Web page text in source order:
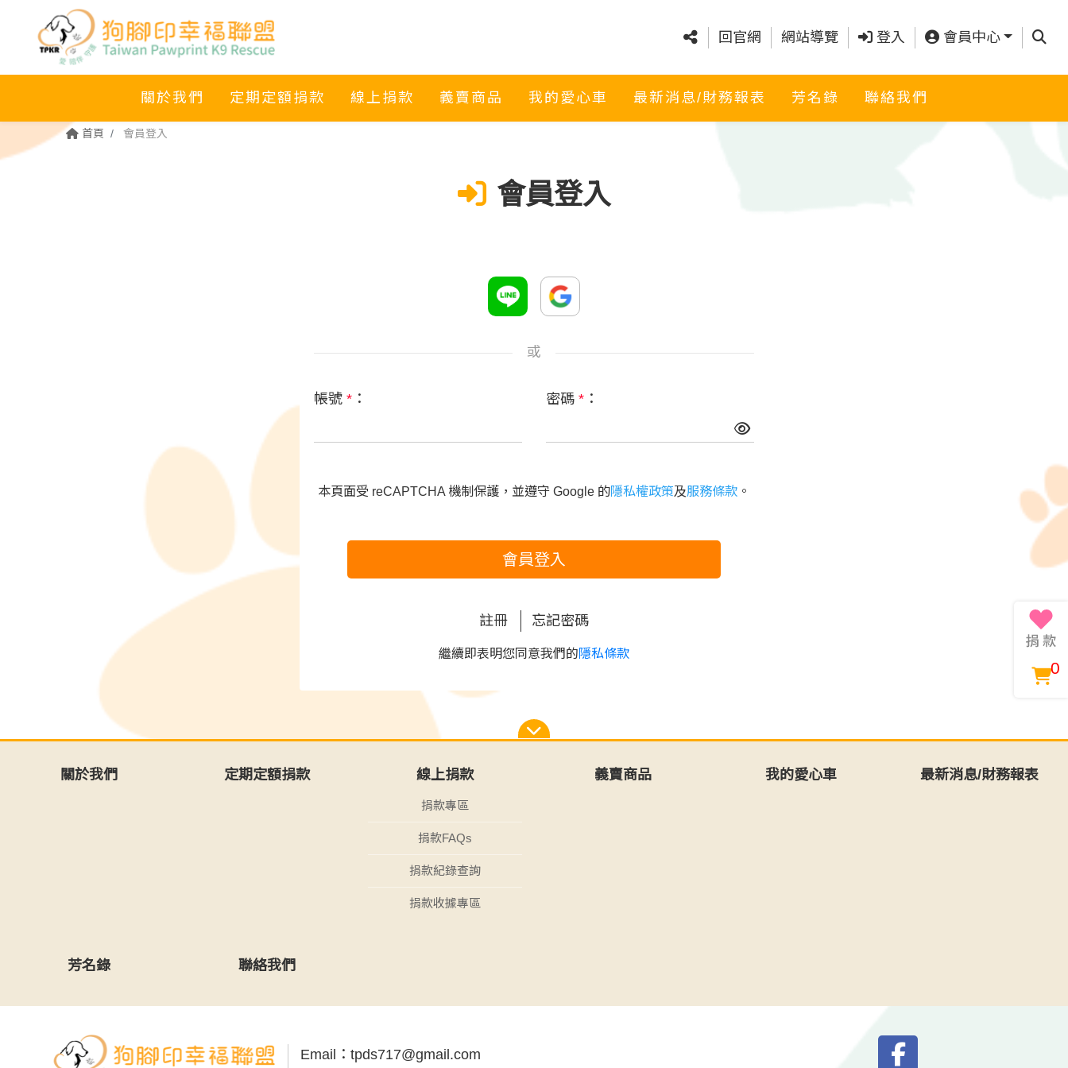
回官網 網站導覽 登入 會員中心 查詢
關於我們 定期定額捐款 線上捐款 義賣商品 我的愛心車 最新消息/財務報表 芳名錄 聯絡我們
首頁 會員登入
會員登入
或
帳號 * ： 密碼 * ：
本頁面受 reCAPTCHA 機制保護，並遵守 Google 的隱私權政策及服務條款 。
會員登入
註冊 忘記密碼
繼續即表明您同意我們的隱私條款
關於我們 定期定額捐款 線上捐款
捐款專區
捐款FAQs
捐款紀錄查詢
捐款收據專區
義賣商品 我的愛心車 最新消息/財務報表
芳名錄 聯絡我們
Email： tpds717@gmail.com
0